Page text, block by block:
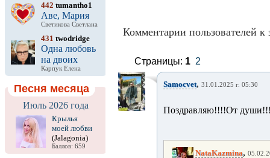
442 tumantho1
Аве, Мария
Светикова Светлана
431 twodridge
Одна любовь
на двоих
Карпук Елена
Песня месяца
Июль 2026 года
Крылья
моей любви
(Jalagonia)
Баллов: 659
Комментарии пользователей к
Страницы: 1 2
Samocvet, 31.01.2025 г. 05:30
Поздравляю!!!!От
NataKazmina,